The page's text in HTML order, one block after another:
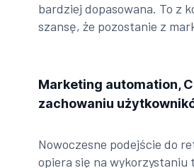
bardziej dopasowana. To z
szansę, że pozostanie z
Marketing automation,
zachowaniu
Nowoczesne podejście do
opiera się na wykorzystaniu